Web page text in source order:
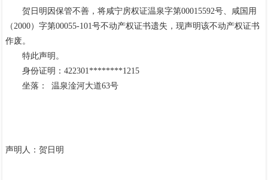
贺日明因保管不善，将咸宁房权证温泉字第00015592号、咸国用
（2000）字第00055-101号不动产权证书遗失 ，现声明该不动产权证书
作废。
特此声明。
身份证明：422301********1215
坐落：
温泉淦河大道63号
声明人：贺日明